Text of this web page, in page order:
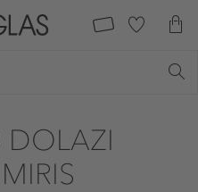
DOLAZI